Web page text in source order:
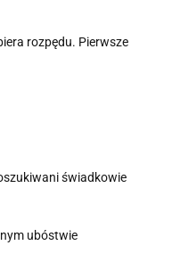
rozpędu. Pierwsze
świadkowie
ubóstwie